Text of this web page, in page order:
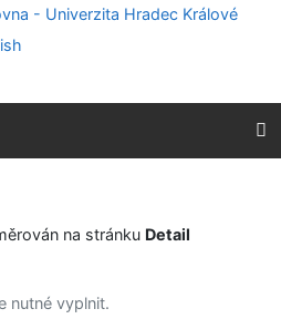
na stránku Detail
nutné vyplnit.